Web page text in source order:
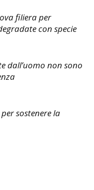
filiera per
con specie
dall’uomo non sono
sostenere la